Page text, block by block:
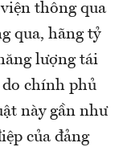
thông qua
qua, hãng tỷ
lượng tái
chính phủ
này gần như
của đảng